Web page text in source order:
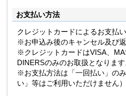
お支払い方法
クレジットカードによるお支払い
※お申込み後のキャンセル及び
※クレジットカードはVISA、
DINERSのみのお取扱となります
※お支払方法は「一回払い」の
い」等はご利用いただけません）